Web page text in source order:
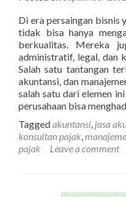
Di era persaingan bisnis
tidak bisa hanya
berkualitas. Mereka
administratif, legal, dan
Salah satu tantangan
akuntansi, dan
salah satu dari elemen
perusahaan bisa
Taggedakuntansi, jasa
konsultan pajak,
pajak
Leave a comment